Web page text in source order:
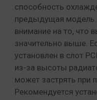
способность
предыдущая
внимание на то, что
значительно выше.
установлен в слот
из-за высоты
может застрять при
Рекомендуется